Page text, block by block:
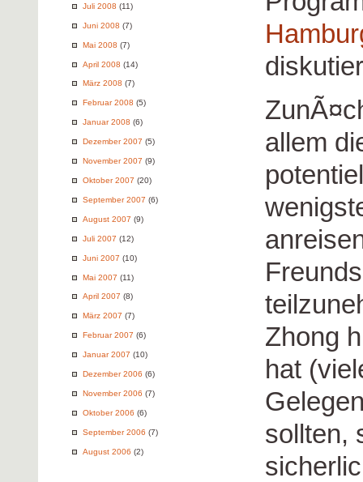
Juli 2008 (11)
Juni 2008 (7)
Mai 2008 (7)
April 2008 (14)
März 2008 (7)
Februar 2008 (5)
Januar 2008 (6)
Dezember 2007 (5)
November 2007 (9)
Oktober 2007 (20)
September 2007 (6)
August 2007 (9)
Juli 2007 (12)
Juni 2007 (10)
Mai 2007 (11)
April 2007 (8)
März 2007 (7)
Februar 2007 (6)
Januar 2007 (10)
Dezember 2006 (6)
November 2006 (7)
Oktober 2006 (6)
September 2006 (7)
August 2006 (2)
allem
Zhong
hat
sollten,